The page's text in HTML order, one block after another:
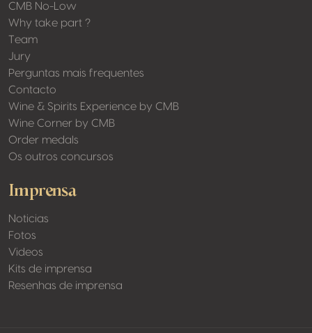
CMB No-Low
Why take part ?
Team
Jury
Perguntas mais frequentes
Contacto
Wine & Spirits Experience by CMB
Wine Corner by CMB
Order medals
Os outros concursos
Imprensa
Noticias
Fotos
Videos
Kits de imprensa
Resenhas de imprensa